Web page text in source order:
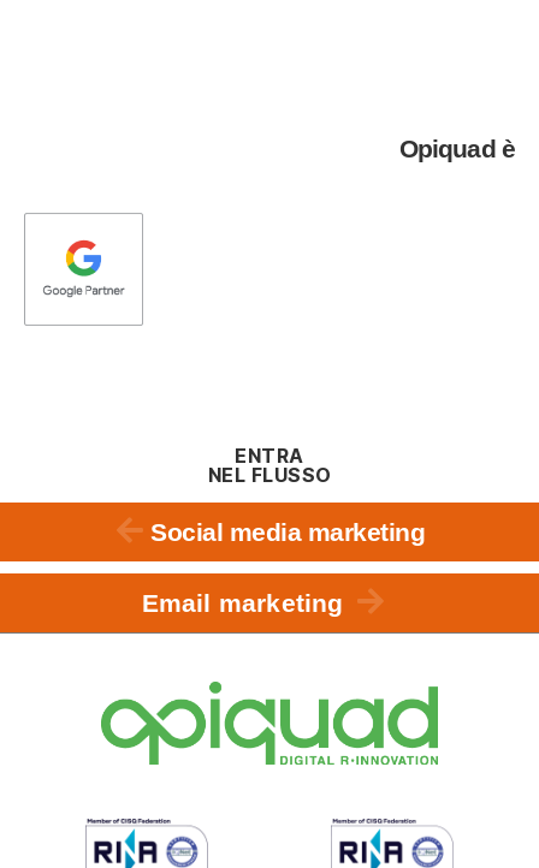
Opiquad è
ENTRA
NEL FLUSSO
Social media marketing
Email marketing